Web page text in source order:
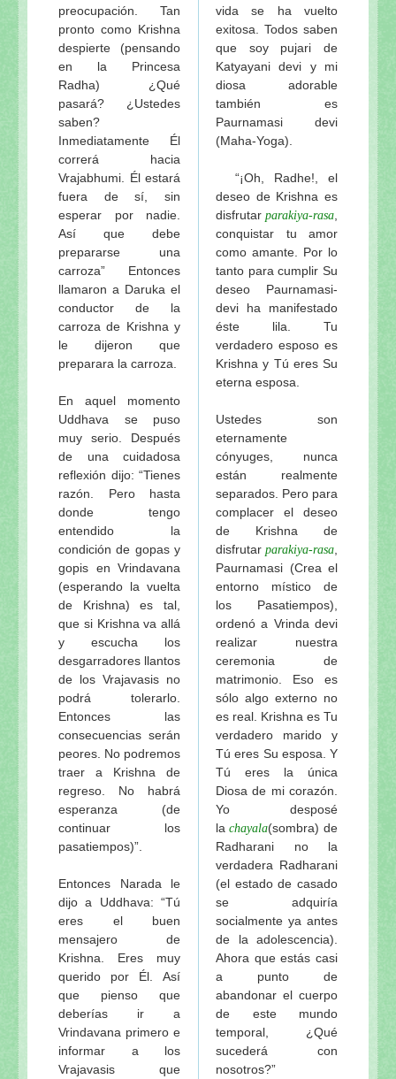
preocupación. Tan
pronto como Krishna
despierte (pensando
en la Princesa
Radha) ¿Qué
pasará? ¿Ustedes
saben?
Inmediatamente Él
correrá hacia
Vrajabhumi. Él estará
fuera de sí, sin
esperar por nadie.
Así que debe
prepararse una
carroza” Entonces
llamaron a Daruka el
conductor de la
carroza de Krishna y
le dijeron que
preparara la carroza.
En aquel momento
Uddhava se puso
muy serio. Después
de una cuidadosa
reflexión dijo: “Tienes
razón. Pero hasta
donde tengo
entendido la
condición de gopas y
gopis en Vrindavana
(esperando la vuelta
de Krishna) es tal,
que si Krishna va allá
y escucha los
desgarradores llantos
de los Vrajavasis no
podrá tolerarlo.
Entonces las
consecuencias serán
peores. No podremos
traer a Krishna de
regreso. No habrá
esperanza (de
continuar los
pasatiempos)”.
Entonces Narada le
dijo a Uddhava: “Tú
eres el buen
mensajero de
Krishna. Eres muy
querido por Él. Así
que pienso que
deberías ir a
Vrindavana primero e
informar a los
Vrajavasis que
vida se ha vuelto
exitosa. Todos saben
que soy pujari de
Katyayani devi y mi
diosa adorable
también es
Paurnamasi devi
(Maha-Yoga).
“¡Oh, Radhe!, el
deseo de Krishna es
disfrutar parakiya-rasa
conquistar tu amor
como amante. Por lo
tanto para cumplir Su
deseo Paurnamasi-
devi ha manifestado
éste lila. Tu
verdadero esposo es
Krishna y Tú eres Su
eterna esposa.
Ustedes son
eternamente
cónyuges, nunca
están realmente
separados. Pero para
complacer el deseo
de Krishna de
disfrutar parakiya-rasa
Paurnamasi (Crea el
entorno místico de
los Pasatiempos),
ordenó a Vrinda devi
realizar nuestra
ceremonia de
matrimonio. Eso es
sólo algo externo no
es real. Krishna es Tu
verdadero marido y
Tú eres Su esposa. Y
Tú eres la única
Diosa de mi corazón.
Yo desposé
la chayala(sombra) de
Radharani no la
verdadera Radharani
(el estado de casado
se adquiría
socialmente ya antes
de la adolescencia).
Ahora que estás casi
a punto de
abandonar el cuerpo
de este mundo
temporal, ¿Qué
sucederá con
nosotros?”